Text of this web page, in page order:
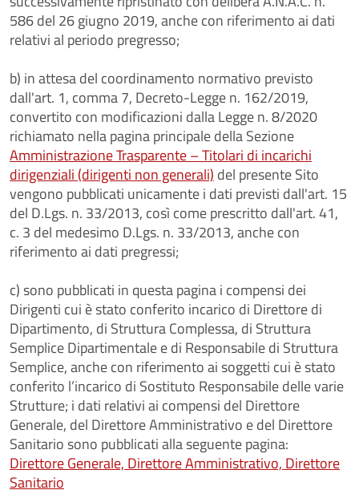
586 del 26 giugno 2019, anche con riferimento ai dati
relativi al periodo pregresso;
b) in attesa del coordinamento normativo previsto
dall'art. 1, comma 7, Decreto-Legge n. 162/2019,
convertito con modificazioni dalla Legge n. 8/2020
richiamato nella pagina principale della Sezione
Amministrazione Trasparente – Titolari di incarichi
dirigenziali (dirigenti non generali) del presente Sito
vengono pubblicati unicamente i dati previsti dall'art. 15
del D.Lgs. n. 33/2013, così come prescritto dall'art. 41,
c. 3 del medesimo D.Lgs. n. 33/2013, anche con
riferimento ai dati pregressi;
c) sono pubblicati in questa pagina i compensi dei
Dirigenti cui è stato conferito incarico di Direttore di
Dipartimento, di Struttura Complessa, di Struttura
Semplice Dipartimentale e di Responsabile di Struttura
Semplice, anche con riferimento ai soggetti cui è stato
conferito l’incarico di Sostituto Responsabile delle varie
Strutture; i dati relativi ai compensi del Direttore
Generale, del Direttore Amministrativo e del Direttore
Sanitario sono pubblicati alla seguente pagina:
Direttore Generale, Direttore Amministrativo, Direttore
Sanitario